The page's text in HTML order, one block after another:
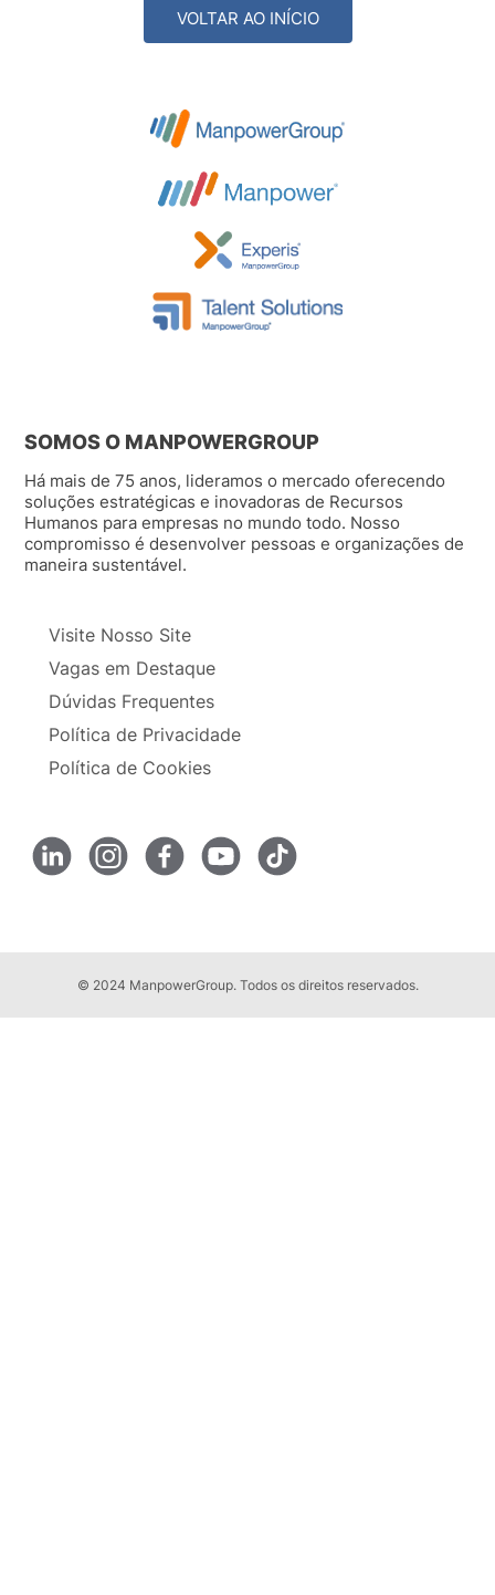
VOLTAR AO INÍCIO
SOMOS O MANPOWERGROUP
Há mais de 75 anos, lideramos o mercado oferecendo
soluções estratégicas e inovadoras de Recursos
Humanos para empresas no mundo todo. Nosso
compromisso é desenvolver pessoas e organizações de
maneira sustentável.
Visite Nosso Site
Vagas em Destaque
Dúvidas Frequentes
Política de Privacidade
Política de Cookies
© 2024 ManpowerGroup. Todos os direitos reservados.